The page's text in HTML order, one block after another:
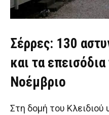
Σέρρες: 130
και τα
Νοέμβριο
Στη δομή του Κλειδιού